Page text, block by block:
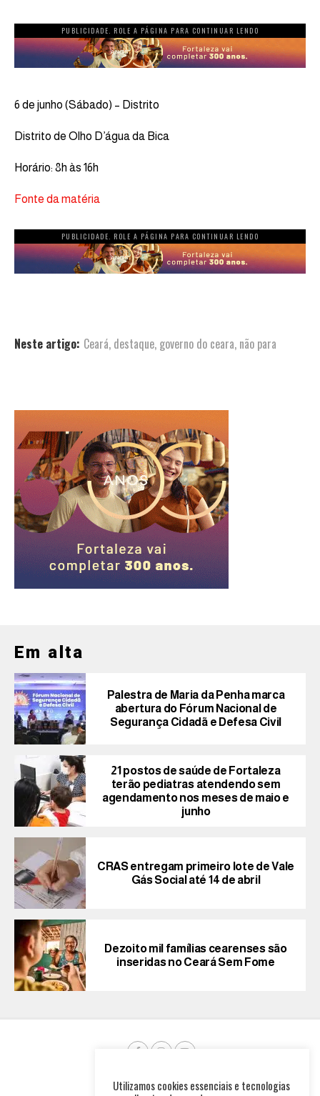
PUBLICIDADE. ROLE A PÁGINA PARA CONTINUAR LENDO
6 de junho (Sábado) – Distrito
Distrito de Olho D’água da Bica
Horário: 8h às 16h
Fonte da matéria
PUBLICIDADE. ROLE A PÁGINA PARA CONTINUAR LENDO
Neste artigo: Ceará, destaque, governo do ceara, não para
Em alta
Palestra de Maria da Penha marca
abertura do Fórum Nacional de
Segurança Cidadã e Defesa Civil
21 postos de saúde de Fortaleza
terão pediatras atendendo sem
agendamento nos meses de maio e
junho
CRAS entregam primeiro lote de Vale
Gás Social até 14 de abril
Dezoito mil famílias cearenses são
inseridas no Ceará Sem Fome
Utilizamos cookies essenciais e tecnologias